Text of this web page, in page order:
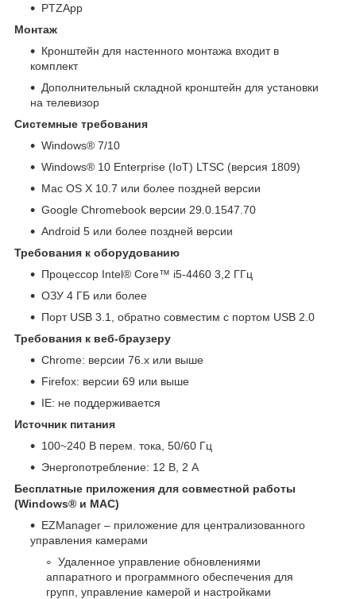
PTZApp
Монтаж
Кронштейн для настенного монтажа входит в
комплект
Дополнительный складной кронштейн для установки
на телевизор
Системные требования
Windows® 7/10
Windows® 10 Enterprise (IoT) LTSC (версия 1809)
Mac OS X 10.7 или более поздней версии
Google Chromebook версии 29.0.1547.70
Android 5 или более поздней версии
Требования к оборудованию
Процессор Intel® Core™ i5-4460 3,2 ГГц
ОЗУ 4 ГБ или более
Порт USB 3.1, обратно совместим с портом USB 2.0
Требования к веб-браузеру
Chrome: версии 76.x или выше
Firefox: версии 69 или выше
IE: не поддерживается
Источник питания
100~240 В перем. тока, 50/60 Гц
Энергопотребление: 12 В, 2 A
Бесплатные приложения для совместной работы
(Windows® и MAC)
EZManager – приложение для централизованного
управления камерами
Удаленное управление обновлениями
аппаратного и программного обеспечения для
групп, управление камерой и настройками